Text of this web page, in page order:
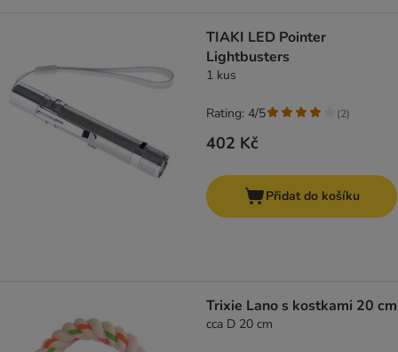
TIAKI LED Pointer
Lightbusters
1 kus
402 Kč
Rating: 4/5 (2)
Přidat do košíku
Trixie Lano s kostkami 20 cm
cca D 20 cm